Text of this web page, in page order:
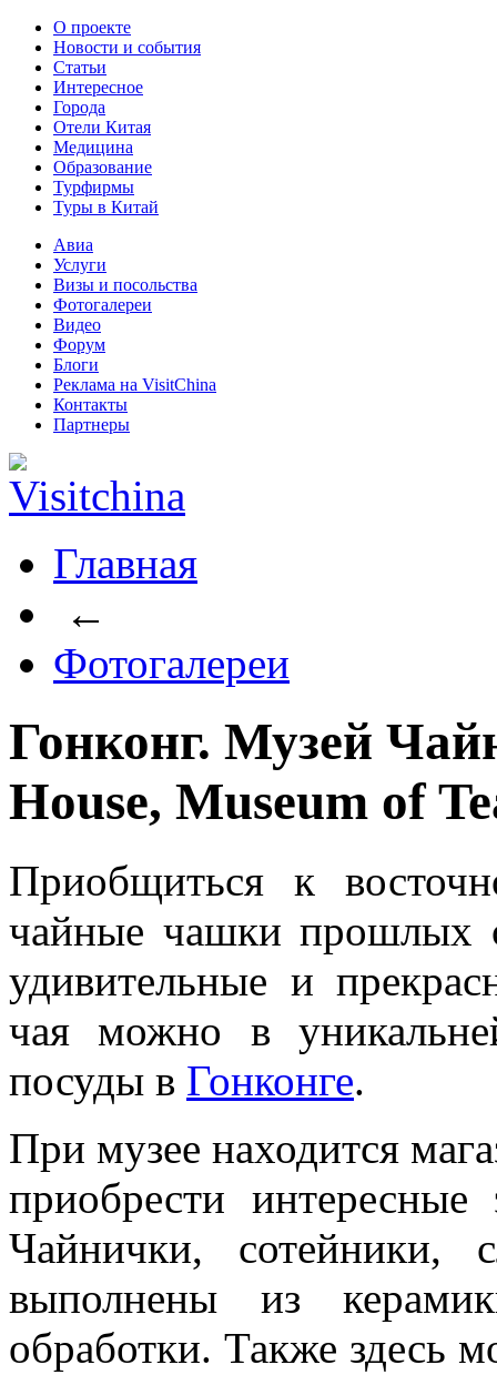
О проекте
Новости и события
Статьи
Интересное
Города
Отели Китая
Медицина
Образование
Турфирмы
Туры в Китай
Авиа
Услуги
Визы и посольства
Фотогалереи
Видео
Форум
Блоги
Реклама на VisitChina
Контакты
Партнеры
Главная
←
Фотогалереи
Гонконг. Музей
House, Museum of
Приобщиться к
чайные чашки прошлых
удивительные и
чая можно в
посуды в Гонконге.
При музее находится
приобрести
Чайнички,
выполнены из
обработки. Также здесь